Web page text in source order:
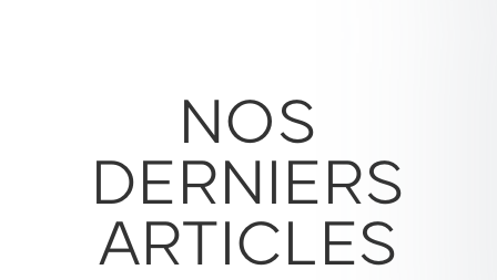
NOS
DERNIERS
ARTICLES